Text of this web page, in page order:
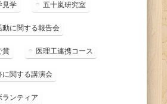
見学 五十嵐研究室
に関する報告会
賞 医理工連携コース
に関する講演会
ランティア